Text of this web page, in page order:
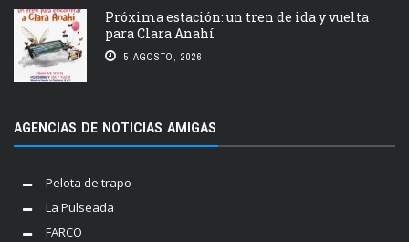
Próxima estación: un tren de ida y vuelta
para Clara Anahí
5 AGOSTO, 2026
AGENCIAS DE NOTICIAS AMIGAS
Pelota de trapo
La Pulseada
FARCO